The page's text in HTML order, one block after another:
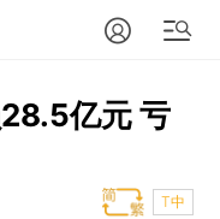
亿元 亏
T中